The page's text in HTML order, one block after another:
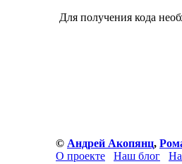
Для получения кода
© Андрей Акопянц,
О проекте
Наш блог